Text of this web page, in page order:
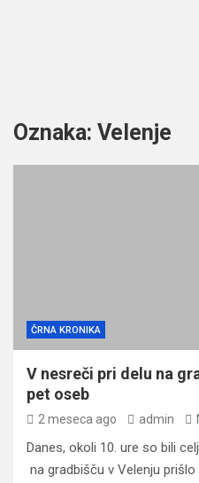
Oznaka: Velenje
ČRNA KRONIKA
V nesreči pri delu na
pet oseb
2 meseca ago admin
Danes, okoli 10. ure so bili
na gradbišču v Velenju